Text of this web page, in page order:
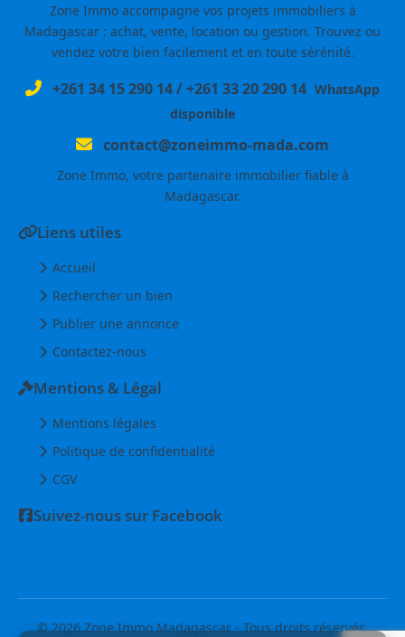
Zone Immo accompagne vos projets immobiliers à
Madagascar : achat, vente, location ou gestion. Trouvez ou
vendez votre bien facilement et en toute sérénité.
+261 34 15 290 14/+261 33 20 290 14 WhatsApp
disponible
contact@zoneimmo-mada.com
Zone Immo, votre partenaire immobilier fiable à
Madagascar.
Liens utiles
Accueil
Rechercher un bien
Publier une annonce
Contactez-nous
Mentions & Légal
Mentions légales
Politique de confidentialité
CGV
Suivez-nous sur Facebook
© 2026 Zone Immo Madagascar - Tous droits réservés.